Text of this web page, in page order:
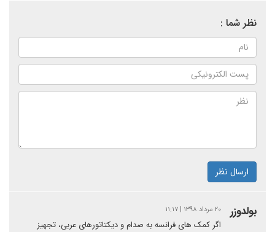
نظر شما :
ارسال نظر
بولدوزر ۲۰ مرداد ۱۳۹۸ | ۱۱:۱۷
اگر کمک های فرانسه به صدام و دیکتاتورهای عربی، تجهیز